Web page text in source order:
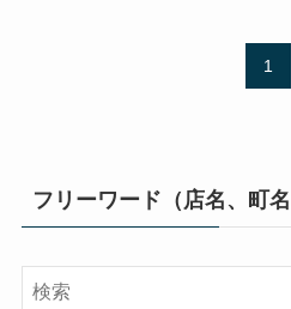
1
フリーワード（店名、町